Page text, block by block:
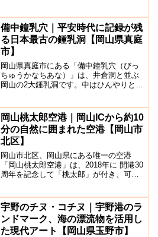
ヘクタールの園内にはラウベと呼ばれる
木造小屋付き農...
備中鐘乳穴｜平安時代に記録が残
る日本最古の鍾乳洞【岡山県真庭
市】
岡山県真庭市にある「備中鐘乳穴（びっ
ちゅうかなちあな）」は、井倉洞と並ぶ
岡山の2大鍾乳洞です。中はひんやりと涼
ルにある大鍾乳洞は、白亜の殿堂と称さ
れています。洞口は...
岡山桃太郎空港｜岡山ICから約10
分の自然に囲まれた空港【岡山市
北区】
岡山市北区、岡山県にある唯一の空港
「岡山桃太郎空港」は、2018年に 開港30
周年を記念して「桃太郎」が付き、可愛
路インターチェンジからは約10分と利便
性抜群です。J...
宇野のチヌ・コチヌ｜宇野港のラ
ンドマーク、海の漂流物を活用し
た現代アート【岡山県玉野市】